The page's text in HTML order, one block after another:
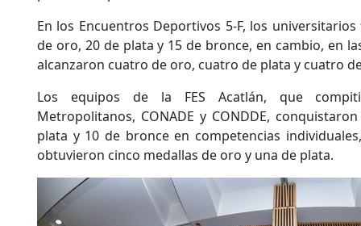
En los Encuentros Deportivos 5-F, los
de oro, 20 de plata y 15 de bronce, en cambio, en
alcanzaron cuatro de oro, cuatro de plata y cuatro
Los equipos de la FES Acatlán, que
Metropolitanos, CONADE y CONDDE,
plata y 10 de bronce en competencias
obtuvieron cinco medallas de oro y una de plata.